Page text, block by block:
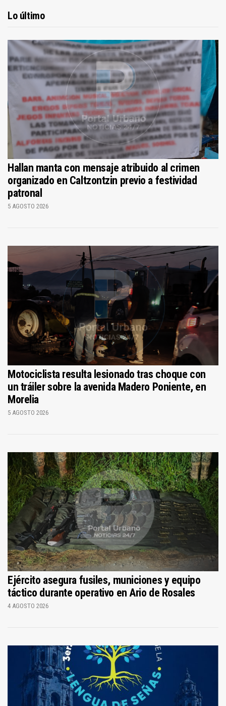
Lo último
Hallan manta con mensaje atribuido al crimen
organizado en Caltzontzin previo a festividad
patronal
5 AGOSTO 2026
Motociclista resulta lesionado tras choque con
un tráiler sobre la avenida Madero Poniente, en
Morelia
5 AGOSTO 2026
Ejército asegura fusiles, municiones y equipo
táctico durante operativo en Ario de Rosales
4 AGOSTO 2026